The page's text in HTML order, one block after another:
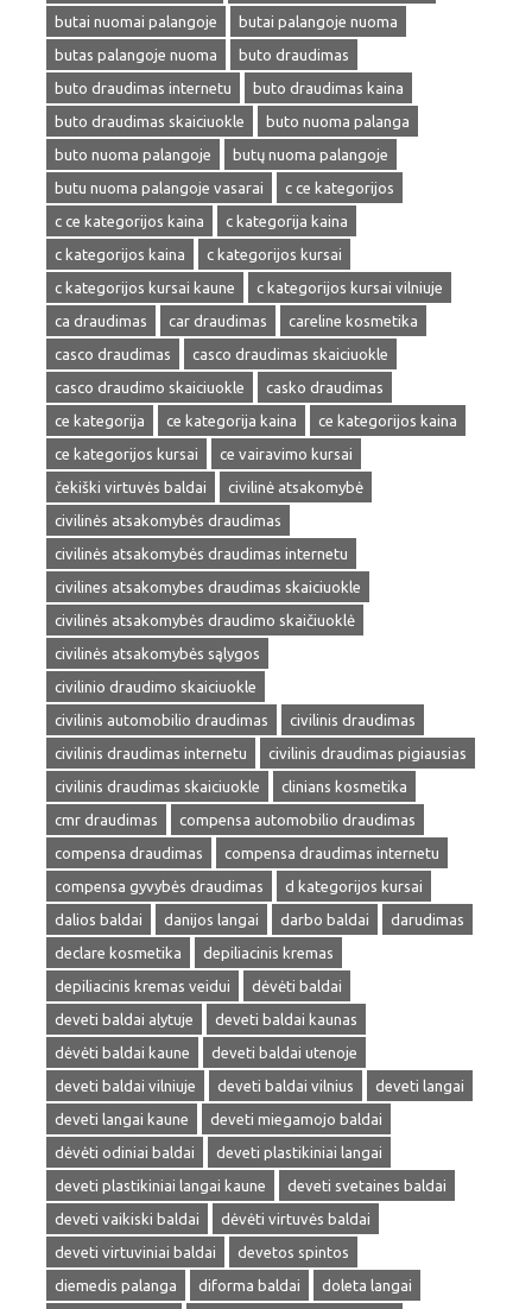
butai nuomai palangoje
butai palangoje nuoma
butas palangoje nuoma
buto draudimas
buto draudimas internetu
buto draudimas kaina
buto draudimas skaiciuokle
buto nuoma palanga
buto nuoma palangoje
butų nuoma palangoje
butu nuoma palangoje vasarai
c ce kategorijos
c ce kategorijos kaina
c kategorija kaina
c kategorijos kaina
c kategorijos kursai
c kategorijos kursai kaune
c kategorijos kursai vilniuje
ca draudimas
car draudimas
careline kosmetika
casco draudimas
casco draudimas skaiciuokle
casco draudimo skaiciuokle
casko draudimas
ce kategorija
ce kategorija kaina
ce kategorijos kaina
ce kategorijos kursai
ce vairavimo kursai
čekiški virtuvės baldai
civilinė atsakomybė
civilinės atsakomybės draudimas
civilinės atsakomybės draudimas internetu
civilines atsakomybes draudimas skaiciuokle
civilinės atsakomybės draudimo skaičiuoklė
civilinės atsakomybės sąlygos
civilinio draudimo skaiciuokle
civilinis automobilio draudimas
civilinis draudimas
civilinis draudimas internetu
civilinis draudimas pigiausias
civilinis draudimas skaiciuokle
clinians kosmetika
cmr draudimas
compensa automobilio draudimas
compensa draudimas
compensa draudimas internetu
compensa gyvybės draudimas
d kategorijos kursai
dalios baldai
danijos langai darbo baldai
darudimas
declare kosmetika
depiliacinis kremas
depiliacinis kremas veidui
dėvėti baldai
deveti baldai alytuje
deveti baldai kaunas
dėvėti baldai kaune
deveti baldai utenoje
deveti baldai vilniuje
deveti baldai vilnius
deveti langai
deveti langai kaune
deveti miegamojo baldai
dėvėti odiniai baldai
deveti plastikiniai langai
deveti plastikiniai langai kaune
deveti svetaines baldai
deveti vaikiski baldai
dėvėti virtuvės baldai
deveti virtuviniai baldai
devetos spintos
diemedis palanga
diforma baldai
doleta langai